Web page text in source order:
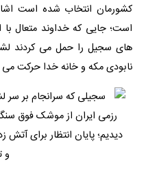
کشورمان انتخاب شده است
است؛ جایی که خداوند متعال با
های سجیل را حمل می کردند
نابودی مکه و خانه خدا حرکت می